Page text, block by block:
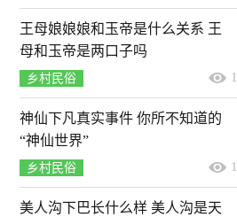
王母娘娘娘和玉帝是什么关系 王
母和玉帝是两口子吗
乡村民俗
神仙下凡真实事件 你所不知道的
“神仙世界”
乡村民俗
美人沟下巴长什么样 美人沟是天